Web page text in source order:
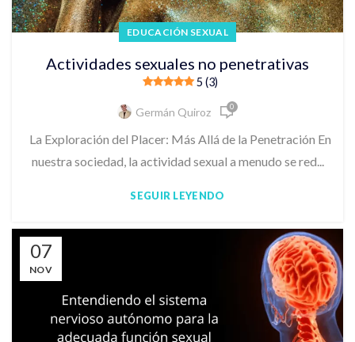
EDUCACIÓN SEXUAL
Actividades sexuales no penetrativas
5 (3)
Germán Quiroz 0
La Exploración del Placer: Más Allá de la Penetración En
nuestra sociedad, la actividad sexual a menudo se red...
SEGUIR LEYENDO
07
NOV